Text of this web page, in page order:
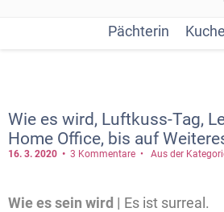
Pächterin
Wie es wird, Luftkuss-Tag,
Home Office, bis auf
16. 3. 2020 3 Kommentare Aus der
Wie es sein wird | Es ist surreal.